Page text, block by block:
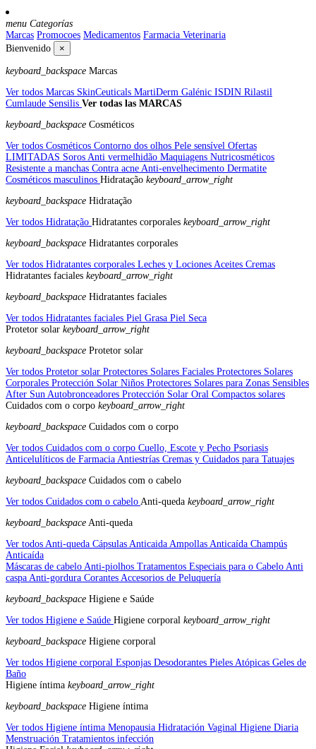
menu Categorías
Marcas Promocoes Medicamentos Farmacia Veterinaria
Bienvenido
×
keyboard_backspace Marcas
Ver todos Marcas SkinCeuticals MartiDerm Galénic ISDIN Rilastil
Cumlaude Sensilis Ver todas las MARCAS
keyboard_backspace Cosméticos
Ver todos Cosméticos Contorno dos olhos Pele sensível Ofertas
LIMITADAS Soros Anti vermelhidão Maquiagens Nutricosméticos
Resistente a manchas Contra acne Anti-envelhecimento Dermatite
Cosméticos masculinos Hidratação keyboard_arrow_right
keyboard_backspace Hidratação
Ver todos Hidratação Hidratantes corporales keyboard_arrow_right
keyboard_backspace Hidratantes corporales
Ver todos Hidratantes corporales Leches y Lociones Aceites Cremas
Hidratantes faciales keyboard_arrow_right
keyboard_backspace Hidratantes faciales
Ver todos Hidratantes faciales Piel Grasa Piel Seca
Protetor solar keyboard_arrow_right
keyboard_backspace Protetor solar
Ver todos Protetor solar Protectores Solares Faciales Protectores Solares
Corporales Protección Solar Niños Protectores Solares para Zonas Sensibles
After Sun Autobronceadores Protección Solar Oral Compactos solares
Cuidados com o corpo keyboard_arrow_right
keyboard_backspace Cuidados com o corpo
Ver todos Cuidados com o corpo Cuello, Escote y Pecho Psoriasis
Anticelulíticos de Farmacia Antiestrías Cremas y Cuidados para Tatuajes
keyboard_backspace Cuidados com o cabelo
Ver todos Cuidados com o cabelo Anti-queda keyboard_arrow_right
keyboard_backspace Anti-queda
Ver todos Anti-queda Cápsulas Anticaida Ampollas Anticaída Champús
Anticaída
Máscaras de cabelo Anti-piolhos Tratamentos Especiais para o Cabelo Anti
caspa Anti-gordura Corantes Accesorios de Peluquería
keyboard_backspace Higiene e Saúde
Ver todos Higiene e Saúde Higiene corporal keyboard_arrow_right
keyboard_backspace Higiene corporal
Ver todos Higiene corporal Esponjas Desodorantes Pieles Atópicas Geles de
Baño
Higiene íntima keyboard_arrow_right
keyboard_backspace Higiene íntima
Ver todos Higiene íntima Menopausia Hidratación Vaginal Higiene Diaria
Menstruación Tratamientos infección